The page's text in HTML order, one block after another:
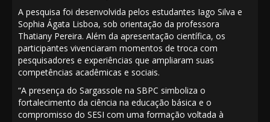
A pesquisa foi desenvolvida pelos estudantes Iago Silva e
Sophia Ágata Lisboa, sob orientação da professora
Thatiany Pereira. Além da apresentação científica, os
participantes vivenciaram momentos de troca com
pesquisadores e experiências que ampliaram suas
competências acadêmicas e sociais.
“A presença do Sargassole na SBPC simboliza o
fortalecimento da ciência na educação básica e o
compromisso do SESI com uma formação voltada à